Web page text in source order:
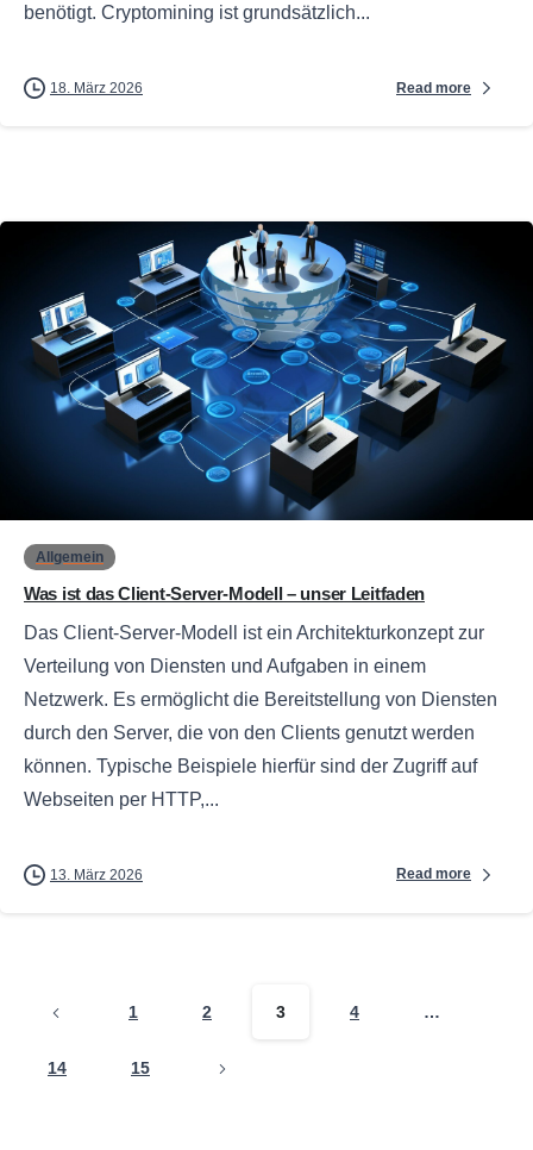
benötigt. Cryptomining ist grundsätzlich...
18. März 2026 Read more
Allgemein
Was ist das Client-Server-Modell – unser Leitfaden
Das Client-Server-Modell ist ein Architekturkonzept zur
Verteilung von Diensten und Aufgaben in einem
Netzwerk. Es ermöglicht die Bereitstellung von Diensten
durch den Server, die von den Clients genutzt werden
können. Typische Beispiele hierfür sind der Zugriff auf
Webseiten per HTTP,...
13. März 2026 Read more
1 2 3 4 …
14 15